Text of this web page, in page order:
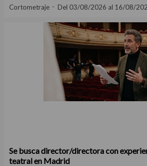
Cortometraje Del 03/08/2026 al 16/08/
Se busca director/directora con
teatral en Madrid